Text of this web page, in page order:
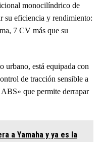
monocilíndrico de
su eficiencia y rendimiento:
7 CV más que su
urbano, está equipada con
de tracción sensible a
que permite derrapar
a Yamaha y ya es la